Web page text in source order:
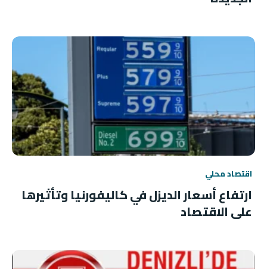
اقتصاد محلي
ارتفاع أسعار الديزل في كاليفورنيا وتأثيرها
على الاقتصاد